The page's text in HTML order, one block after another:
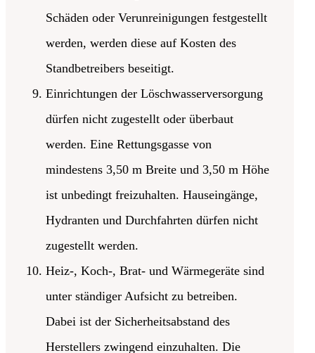
Schäden oder Verunreinigungen festgestellt
werden, werden diese auf Kosten des
Standbetreibers beseitigt.
Einrichtungen der Löschwasserversorgung
dürfen nicht zugestellt oder überbaut
werden. Eine Rettungsgasse von
mindestens 3,50 m Breite und 3,50 m Höhe
ist unbedingt freizuhalten. Hauseingänge,
Hydranten und Durchfahrten dürfen nicht
zugestellt werden.
Heiz-, Koch-, Brat- und Wärmegeräte sind
unter ständiger Aufsicht zu betreiben.
Dabei ist der Sicherheitsabstand des
Herstellers zwingend einzuhalten. Die